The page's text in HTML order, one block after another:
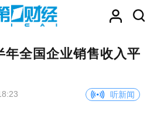
年全国企业销售收入平
听新闻